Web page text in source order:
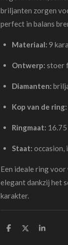
briljanten zorgen
perfect in balans
Materiaal: 9
Ontwerp: stoer
Diamanten:
Kop van de ring:
Ringmaat: 16.75
Staat: occasion,
Een ideale ring
elegant dankzij het
karakter.
D
D
S